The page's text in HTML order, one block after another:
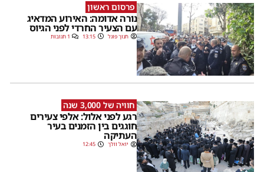
פרסום ראשון
נורה אדומה: האירוע המדאיג
עם הצעיר החרדי לפני הגיוס
חנוך פוגל 13:15 1 תגובות
חוויה של 3,000 שנה
רגע לפני אלול: אלפי צעירים
חוגגים בין הזמנים בעיר
העתיקה
יואל וולך 12:45